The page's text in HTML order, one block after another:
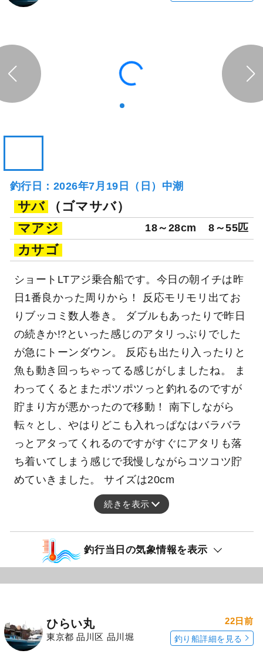
釣行日：2026年7月19日（日）中潮
サバ
（ゴマサバ）
マアジ
18～28cm 8～55匹
カサゴ
ショートLTアジ乗合船です。今日の朝イチは昨
日1番良かった周りから！ 反応モリモリ出てお
りブッコミ数人巻き。 ダブルもあったりで昨日
の続きか!?といった感じのアタリっぷりでした
が急にトーンダウン。 反応も出たり入ったりと
魚も動き回っちゃってる感じがしましたね。 ま
わってくるとまたポツポツっと釣れるのですが
貯まり方が悪かったので移動！ 南下しながら
転々とし、やはりどこも入れっぱなはバラバラ
っとアタってくれるのですがすぐにアタリも落
ち着いてしまう感じで我慢しながらコツコツ貯
めていきました。 サイズは20cm
続きを表示
釣行当日の気象情報を表示
ひらい丸
東京都 品川区 品川堀
22日前
釣り船詳細を見る